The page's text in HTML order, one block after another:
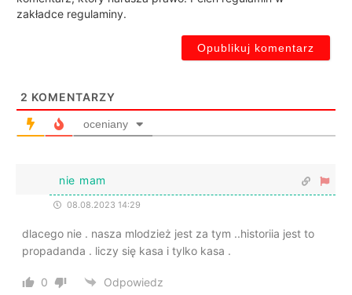
zakładce regulaminy.
2 KOMENTARZY
oceniany
nie mam
08.08.2023 14:29
dlacego nie . nasza mlodzież jest za tym ..historiia jest to
propadanda . liczy się kasa i tylko kasa .
0 Odpowiedz